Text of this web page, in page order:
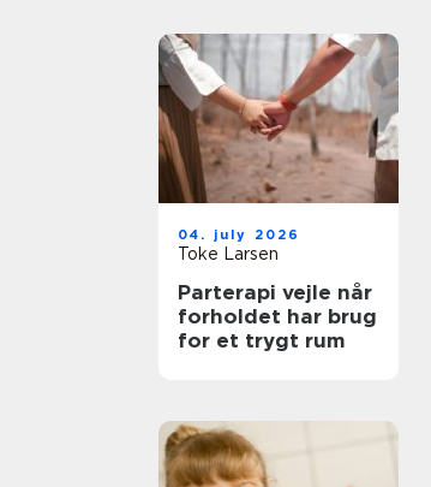
04. july 2026
Toke Larsen
Parterapi vejle når
forholdet har brug
for et trygt rum